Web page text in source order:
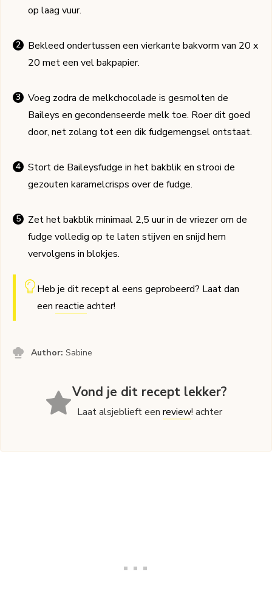
op laag vuur.
Bekleed ondertussen een vierkante bakvorm van 20 x
20 met een vel bakpapier.
Voeg zodra de melkchocolade is gesmolten de
Baileys en gecondenseerde melk toe. Roer dit goed
door, net zolang tot een dik fudgemengsel ontstaat.
Stort de Baileysfudge in het bakblik en strooi de
gezouten karamelcrisps over de fudge.
Zet het bakblik minimaal 2,5 uur in de vriezer om de
fudge volledig op te laten stijven en snijd hem
vervolgens in blokjes.
Heb je dit recept al eens geprobeerd? Laat dan
een reactie achter!
Author:Sabine
Vond je dit recept lekker?
Laat alsjeblieft eenreview! achter